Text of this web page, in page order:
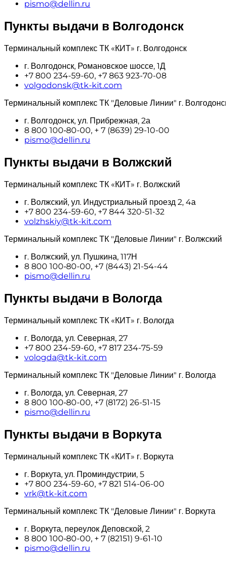
pismo@dellin.ru
Пункты выдачи в Волгодонск
Терминальный комплекс ТК «КИТ» г. Волгодонск
г. Волгодонск, Романовское шоссе, 1Д
+7 800 234-59-60, +7 863 923-70-08
volgodonsk@tk-kit.com
Терминальный комплекс ТК "Деловые Линии" г.
г. Волгодонск, ул. Прибрежная, 2а
8 800 100‑80-00, + 7 (8639) 29-10-00
pismo@dellin.ru
Пункты выдачи в Волжский
Терминальный комплекс ТК «КИТ» г. Волжский
г. Волжский, ул. Индустриальный проезд 2, 4а
+7 800 234-59-60, +7 844 320-51-32
volzhskiy@tk-kit.com
Терминальный комплекс ТК "Деловые Линии" г. Волжский
г. Волжский, ул. Пушкина, 117Н
8 800 100‑80-00, +7 (8443) 21-54-44
pismo@dellin.ru
Пункты выдачи в Вологда
Терминальный комплекс ТК «КИТ» г. Вологда
г. Вологда, ул. Северная, 27
+7 800 234-59-60, +7 817 234-75-59
vologda@tk-kit.com
Терминальный комплекс ТК "Деловые Линии" г. Вологда
г. Вологда, ул. Северная, 27
8 800 100‑80-00, +7 (8172) 26-51-15
pismo@dellin.ru
Пункты выдачи в Воркута
Терминальный комплекс ТК «КИТ» г. Воркута
г. Воркута, ул. Проминдустрии, 5
+7 800 234-59-60, +7 821 514-06-00
vrk@tk-kit.com
Терминальный комплекс ТК "Деловые Линии" г. Воркута
г. Воркута, переулок Деповской, 2
8 800 100‑80-00, + 7 (82151) 9-61-10
pismo@dellin.ru